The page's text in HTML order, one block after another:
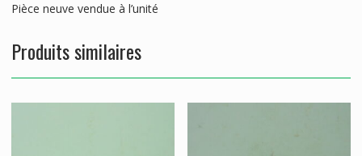
Pièce neuve vendue à l’unité
Produits similaires